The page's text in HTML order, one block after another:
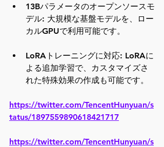
13Bパラメータのオープンソースモ
デル: 大規模な基盤モデルを、ロー
カルGPUで利用可能です。
LoRAトレーニングに対応: LoRAに
よる追加学習で、カスタマイズさ
れた特殊効果の作成も可能です。
https://twitter.com/TencentHunyuan/s
tatus/1897559890618421717
https://twitter.com/TencentHunyuan/s